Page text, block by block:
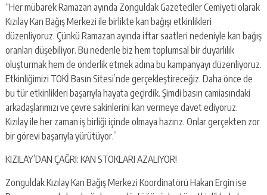
“Her mübarek Ramazan ayında Zonguldak Gazeteciler Cemiyeti olarak
Kızılay Kan Bağış Merkezi ile birlikte kan bağışı etkinlikleri
düzenliyoruz. Çünkü Ramazan ayında iftar saatleri nedeniyle kan bağış
oranları düşebiliyor. Bu nedenle biz hem toplumsal bir duyarlılık
oluşturmak hem de önderlik etmek adına bu kampanyayı düzenliyoruz.
Etkinliğimizi TOKİ Basın Sitesi’nde gerçekleştireceğiz. Daha önce de
bu tür etkinlikleri başarıyla hayata geçirdik. Şimdi basın camiasındaki
arkadaşlarımızı ve çevre sakinlerini kan vermeye davet ediyoruz.
Kızılay ile her zaman iş birliği içinde olmaya hazırız. Onlar gerçekten zor
bir görevi başarıyla yürütüyor.”
KIZILAY’DAN ÇAĞRI: KAN STOKLARI AZALIYOR!
Zonguldak Kızılay Kan Bağış Merkezi Koordinatörü Hakan Ergin ise